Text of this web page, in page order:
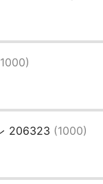
206323 (1000)